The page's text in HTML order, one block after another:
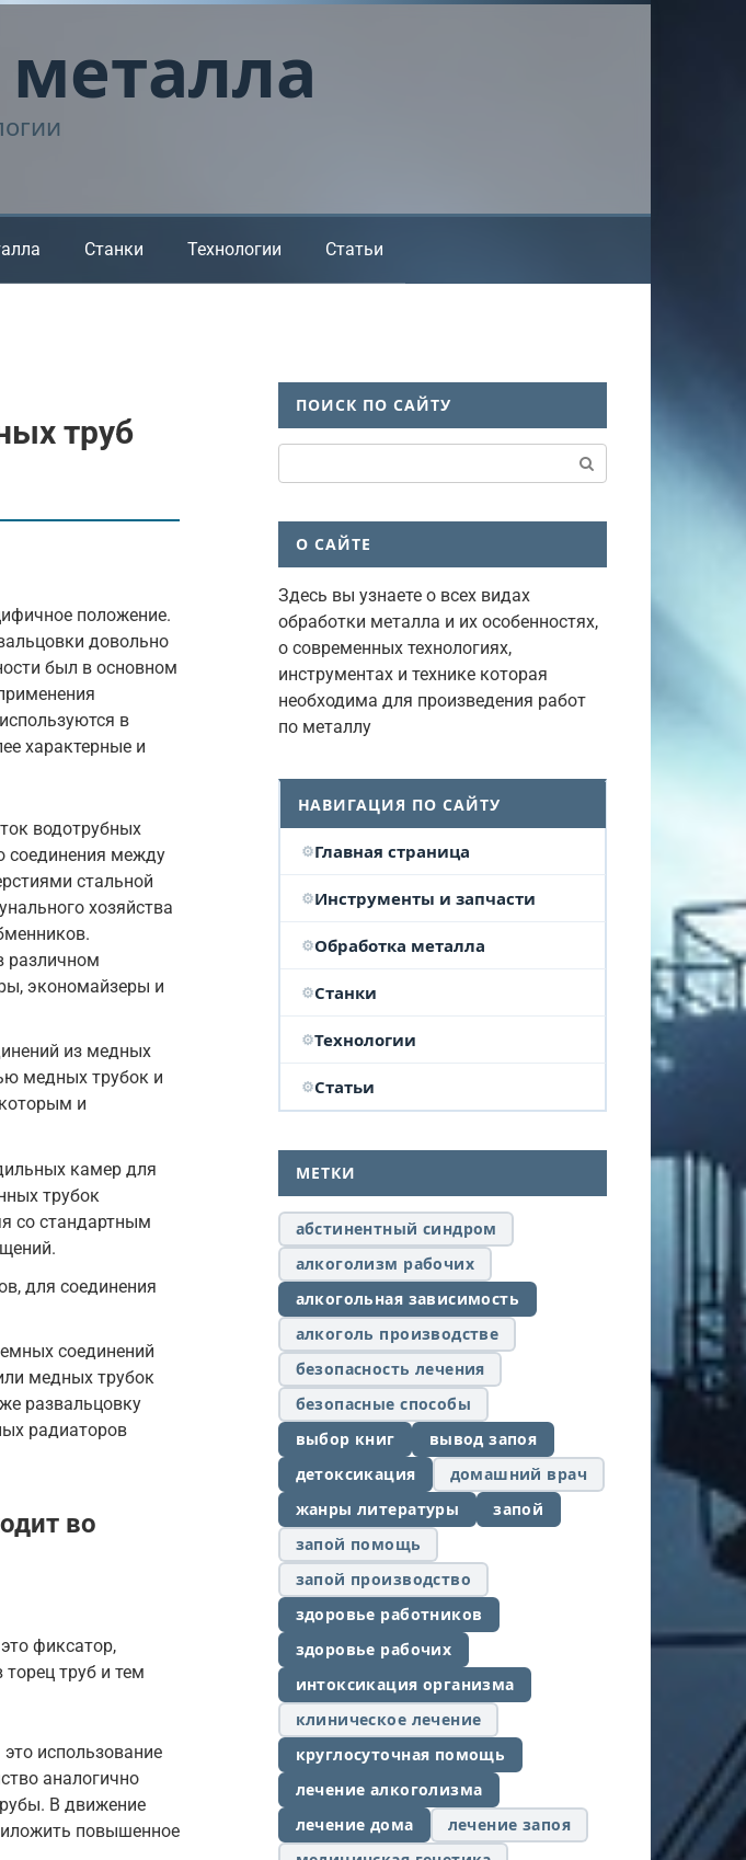
Станки Технологии Статьи
труб
положение.
довольно
был в основном
в
характерные и
водотрубных
соединения между
стальной
хозяйства
различном
экономайзеры и
из медных
медных трубок и
и
камер для
трубок
со стандартным
для соединения
соединений
медных трубок
развальцовку
радиаторов
во
фиксатор,
труб и тем
использование
аналогично
В движение
повышенное
ПОИСК ПО САЙТУ
О САЙТЕ
Здесь вы узнаете о всех видах
обработки металла и их особенностях,
о современных технологиях,
инструментах и технике которая
необходима для произведения работ
по металлу
НАВИГАЦИЯ ПО САЙТУ
Главная страница
Инструменты и запчасти
Обработка металла
Станки
Технологии
Статьи
МЕТКИ
абстинентный синдром
алкоголизм рабочих
алкогольная зависимость
алкоголь производстве
безопасность лечения
безопасные способы
выбор книг
вывод запоя
детоксикация
домашний врач
жанры литературы
запой
запой помощь
запой производство
здоровье работников
здоровье рабочих
интоксикация организма
клиническое лечение
круглосуточная помощь
лечение алкоголизма
лечение дома
лечение запоя